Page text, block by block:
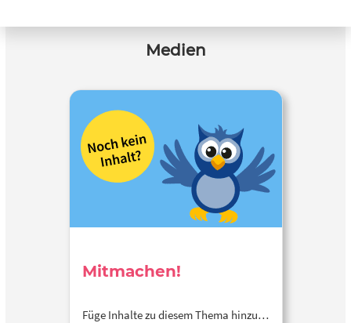
Medien
Mitmachen!
Füge Inhalte zu diesem Thema hinzu…